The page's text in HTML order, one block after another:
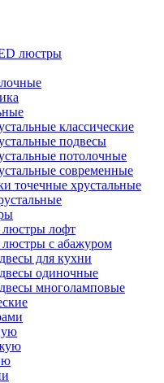
люстры
классические
подвесы
потолочные
современные
точечные хрустальные
лофт
с абажуром
для кухни
одиночные
многоламповые